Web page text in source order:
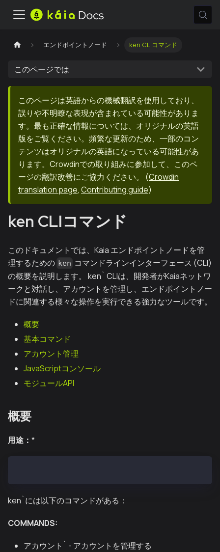
エンドポイントノード ken CLIコマンド
このページでは
このページは英語からの機械翻訳を使用しており、
誤りや不明瞭な表現が含まれている可能性がありま
す。最も正確な情報については、オリジナルの英語
版をご覧ください。頻繁な更新のため、一部のコン
テンツはオリジナルの英語になっている可能性があ
ります。Crowdinでの取り組みに参加して、このペ
ージの翻訳改善にご協力ください。
(Crowdin
translation page, Contributing guide)
ken CLIコマンド
このドキュメントでは、Kaia エンドポイントノードを管
理するための ken コマンドラインインターフェース (CLI)
の概要を説明します。 ken` CLIは、開発者がKaiaネットワ
ークと対話し、アカウントを管理し、エンドポイントノー
ドに関連する様々な操作を実行できる強力なツールです。
概要
基本コマンド
アカウント管理
JavaScriptコンソール
モジュールAPI
概要
用途： *
ken`には以下のコマンドがある：
COMMANDS:
アカウント` - アカウントを管理する